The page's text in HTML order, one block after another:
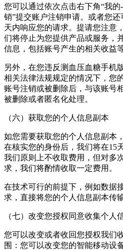
您可以通过依次点击右下角“我
销”提交账户注销申请。或者您
天内响应您的请求。提请您注意
们将停止为您提供产品或服务，
信息，包括账号产生的相关收益等
另外，在您违反测血压血糖手机
相关法律法规规定的情况下，您
账号注销或被删除后，与该账号
被删除或者匿名化处理。
（六）获取您的个人信息副本
如您需要获取您的个人信息副本
在核实您的身份后，我们将在15
我们原则上不收取费用，但对多
求，我们将酌情收取一定费用。
在技术可行的前提下，例如数据
求，直接将您的个人信息副本传
（七）改变您授权同意收集个人
您可以改变或者收回您授权我们
围：您可以改变您的智能移动设